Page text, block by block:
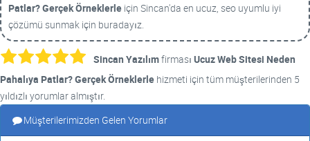
Patlar? Gerçek Örneklerle için Sincan'da en ucuz, seo uyumlu iyi
çözümü sunmak için buradayız.
Sincan Yazılımfirması Ucuz Web Sitesi Neden
Pahalıya Patlar? Gerçek Örneklerle hizmeti için tüm müşterilerinden 5
yıldızlı yorumlar almıştır.
Müşterilerimizden Gelen Yorumlar